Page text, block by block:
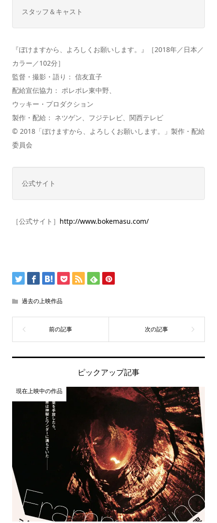
スタッフ＆キャスト
『ぼけますから、よろしくお願いします。』［2018年／日本／
カラー／102分］
監督・撮影・語り： 信友直子
配給宣伝協力： ポレポレ東中野、
ウッキー・プロダクション
製作・配給： ネツゲン、フジテレビ、関西テレビ
© 2018「ぼけますから、よろしくお願いします。」製作・配給
委員会
公式サイト
［公式サイト］ http://www.bokemasu.com/
過去の上映作品
ピックアップ記事
現在上映中の作品